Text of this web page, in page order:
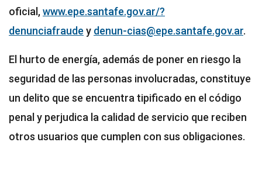
oficial,www.epe.santafe.gov.ar/?
denunciafraude y denun-cias@epe.santafe.gov.ar.
El hurto de energía, además de poner en riesgo la
seguridad de las personas involucradas, constituye
un delito que se encuentra tipificado en el código
penal y perjudica la calidad de servicio que reciben
otros usuarios que cumplen con sus obligaciones.